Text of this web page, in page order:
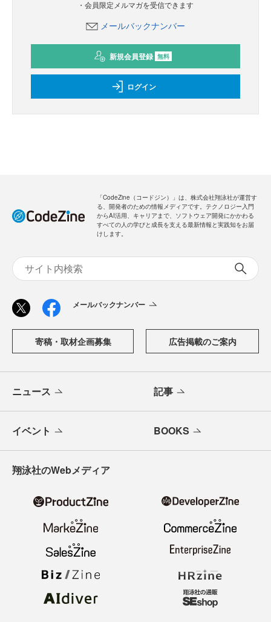
・会員限定メルマガを受信できます
メールバックナンバー
新規会員登録 無料
ログイン
「CodeZine（コードジン）」は、株式会社翔泳社が運営す
る、開発者のための情報メディアです。テクノロジー入門
からAI活用、キャリアまで、ソフトウェア開発にかかわる
すべての人の学びと成長を支える最新情報と実践知をお届
けします。
メールバックナンバー
寄稿・取材企画募集 広告掲載のご案内
ニュース 記事
イベント BOOKS
翔泳社のWebメディア